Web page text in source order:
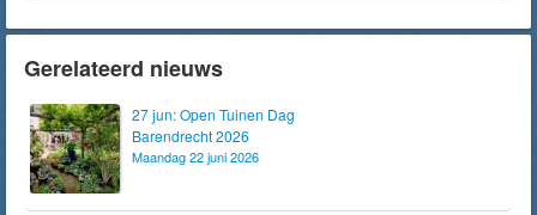
Gerelateerd nieuws
27 jun: Open Tuinen Dag
Barendrecht 2026
Maandag 22 juni 2026